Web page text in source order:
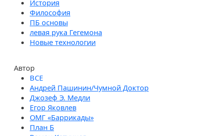
История
Философия
ПБ основы
левая рука Гегемона
Новые технологии
Автор
Андрей Пашинин/Чумной Доктор
Джозеф Э. Медли
Егор Яковлев
ОМГ «Баррикады»
План Б